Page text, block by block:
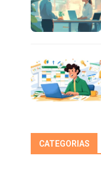
CATEGORIAS